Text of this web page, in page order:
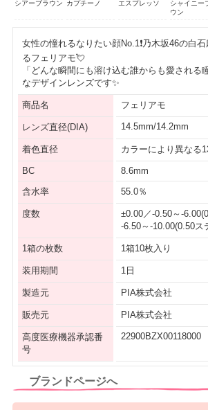
シアーブラウン カプチーノ エスプレッソ シャイニー
ウン
女性の憧れるなりたい顔No.1❗乃木坂46の白
るフェリアモ💘
「どんな瞬間にも溶け込む誰からも愛される
なデザインレンズです✨
商品名 フェリアモ
レンズ直径(DIA) 14.5mm/14.2mm
着色直径 カラーにより異なる
BC
8.6mm
含水率
55.0％
度数
±0.00／-0.50～-
-6.50～-10.00(0.50ス
1箱の枚数 1箱10枚入り
装用期間 1日
製造元 PIA株式会社
販売元 PIA株式会社
高度医療機器承認番
号
22900BZX00118000
ブランドページへ